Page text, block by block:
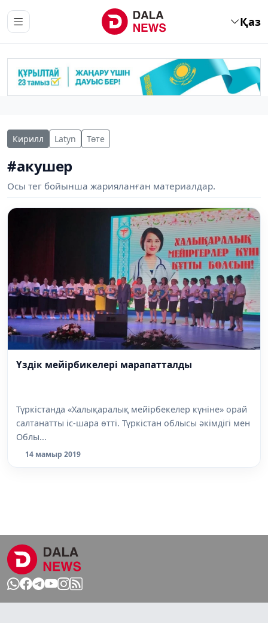
Қаз
Кирилл Latyn Төте
#акушер
Осы тег бойынша жарияланған материалдар.
Үздік мейірбикелері марапатталды
Түркістанда «Халықаралық мейірбекелер күніне» орай
салтанатты іс-шара өтті. Түркістан облысы әкімдігі мен
Облы...
14 мамыр 2019